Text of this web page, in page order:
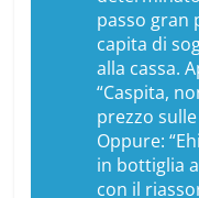
passo gran
capita di
alla cassa.
“Caspita,
prezzo
Oppure:
in bottiglia
con il